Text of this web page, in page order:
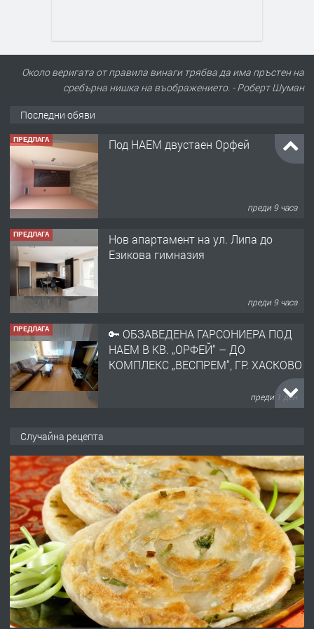
Около веригата от правила винаги трябва да има пръстен на
сребърна нишка на въображението. - Роберт Шуман
Последни обяви
ПРЕДЛАГА Под НАЕМ двустаен Орфей
преди 9 часа
ПРЕДЛАГА
Нов апартамент на ул. Липа до
Езикова гимназия
преди 9 часа
ПРЕДЛАГА
🔑 ОБЗАВЕДЕНА ГАРСОНИЕРА ПОД
НАЕМ В КВ. „ОРФЕЙ“ – ДО
КОМПЛЕКС „ВЕСПРЕМ“, ГР. ХАСКОВО
преди 1 ден
АПАРТАМЕНТ В ЦЕНТЪРА НА ГР.
ХАСКОВО
преди 2 дни
ПРЕДЛАГА Давам гараж под наем
преди 2 дни
ПРЕДЛАГА
№4120 Магазин/Офис под наем в кв.
Случайна рецепта